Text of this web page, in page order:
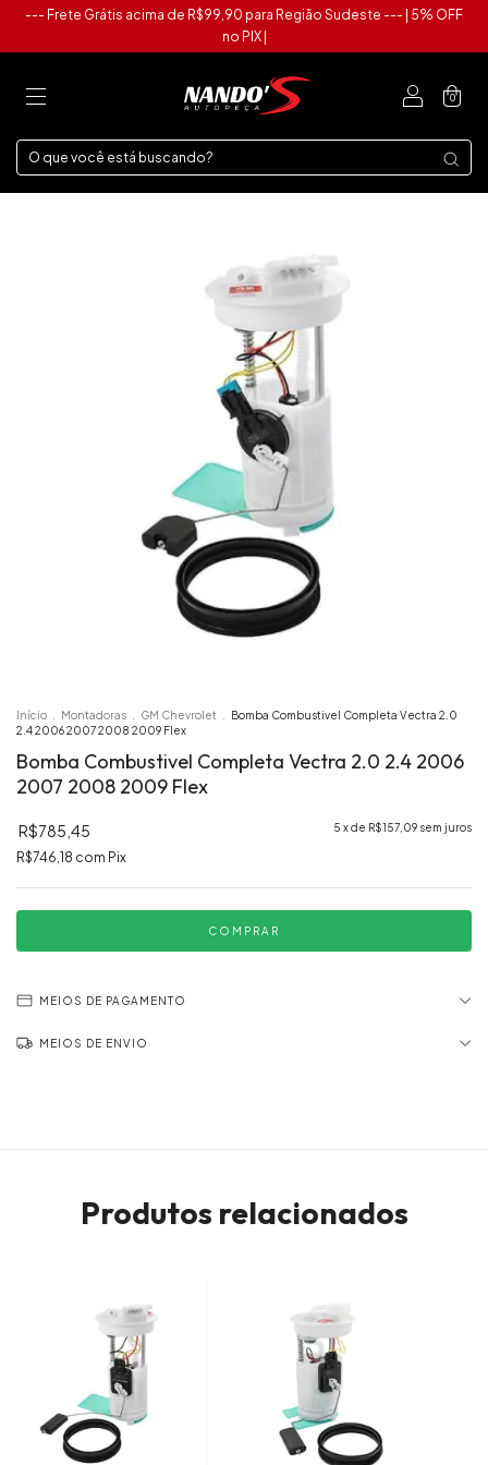
--- Frete Grátis acima de R$99,90 para Região Sudeste --- | 5% OFF
no PIX |
0
Início Montadoras GM Chevrolet
Bomba Combustivel Completa Vectra 2.0
2.4 2006 2007 2008 2009 Flex
Bomba Combustivel Completa Vectra 2.0 2.4 2006
2007 2008 2009 Flex
R$785,45 5 x de R$157,09 sem juros
R$746,18 com Pix
MEIOS DE PAGAMENTO
MEIOS DE ENVIO
Produtos relacionados